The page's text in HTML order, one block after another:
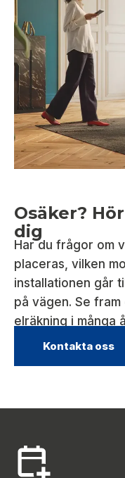
Osäker?
dig
Har du frågor om
placeras, vilken
installationen går
på vägen. Se
elräkning i många
Kontakta oss